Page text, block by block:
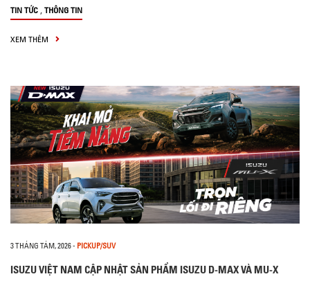
TIN TỨC , THÔNG TIN
XEM THÊM
3 THÁNG TÁM, 2026- PICKUP/SUV
ISUZU VIỆT NAM CẬP NHẬT SẢN PHẨM ISUZU D-MAX VÀ MU-X